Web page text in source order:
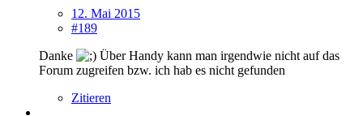
12. Mai 2015
#189
Danke
Über Handy kann man irgendwie nicht auf das
Forum zugreifen bzw. ich hab es nicht gefunden
Zitieren